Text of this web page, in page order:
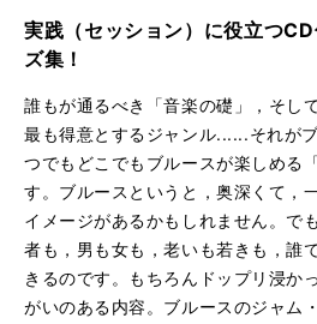
実践（セッション）に役立つ
ズ集！
誰もが通るべき「音楽の礎」，そし
最も得意とするジャンル......それが
つでもどこでもブルースが楽しめる
す。ブルースというと，奥深くて，
イメージがあるかもしれません。で
者も，男も女も，老いも若きも，誰
きるのです。もちろんドップリ浸か
がいのある内容。ブルースのジャム